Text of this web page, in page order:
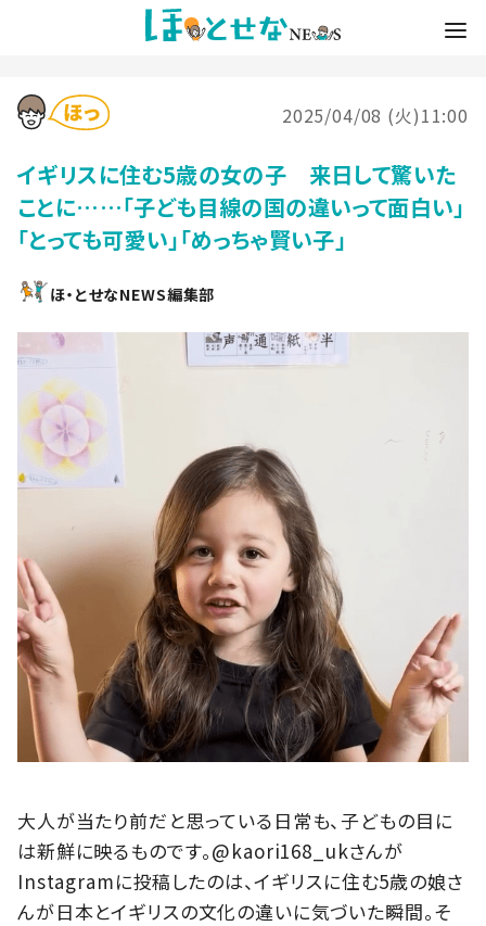
2025/04/08 (火)11:00
イギリスに住む5歳の女の子 来日して驚いた
ことに……「子ども目線の国の違いって面白い」
「とっても可愛い」「めっちゃ賢い子」
ほ・とせなNEWS編集部
大人が当たり前だと思っている日常も、子どもの目に
は新鮮に映るものです。@kaori168_ukさんが
Instagramに投稿したのは、イギリスに住む5歳の娘さ
んが日本とイギリスの文化の違いに気づいた瞬間。そ